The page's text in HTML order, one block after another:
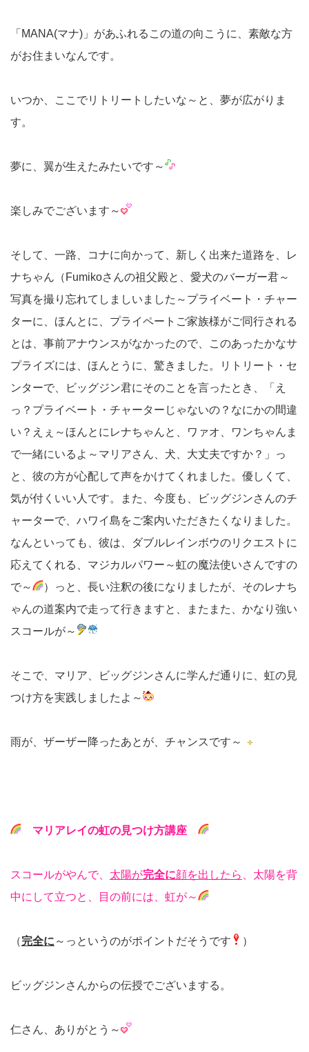
「MANA(マナ)」があふれるこの道の向こうに、素敵な方
がお住まいなんです。
いつか、ここでリトリートしたいな～と、夢が広がりま
す。
夢に、翼が生えたみたいです～
楽しみでございます～
そして、一路、コナに向かって、新しく出来た道路を、レ
ナちゃん（Fumikoさんの祖父殿と、愛犬のバーガー君～
写真を撮り忘れてしましいました～プライベート・チャー
ターに、ほんとに、プライペートご家族様がご同行される
とは、事前アナウンスがなかったので、このあったかなサ
プライズには、ほんとうに、驚きました。リトリート・セ
ンターで、ビッグジン君にそのことを言ったとき、「え
っ？プライベート・チャーターじゃないの？なにかの間違
い？えぇ～ほんとにレナちゃんと、ワァオ、ワンちゃんま
で一緒にいるよ～マリアさん、犬、大丈夫ですか？」っ
と、彼の方が心配して声をかけてくれました。優しくて、
気が付くいい人です。また、今度も、ビッグジンさんのチ
ャーターで、ハワイ島をご案内いただきたくなりました。
なんといっても、彼は、ダブルレインボウのリクエストに
応えてくれる、マジカルパワー～虹の魔法使いさんですの
で～
）っと、長い注釈の後になりましたが、そのレナち
ゃんの道案内で走って行きますと、またまた、かなり強い
スコールが～
そこで、マリア、ビッグジンさんに学んだ通りに、虹の見
つけ方を実践しましたよ～
雨が、ザーザー降ったあとが、チャンスです～
マリアレイの虹の見つけ方講座
スコールがやんで、 太陽が完全に顔を出したら
、太陽を背
中にして立つと、目の前には、虹が～
（完全に ～っというのがポイントだそうです ）
ビッグジンさんからの伝授でございまする。
仁さん、ありがとう～